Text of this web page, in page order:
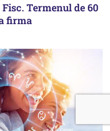
Termenul de 60
firma